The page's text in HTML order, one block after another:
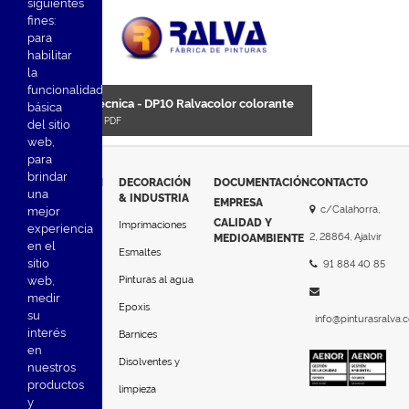
fines:
para
habilitar
la
funcionalidad
básica
del sitio
web
para
brindar
una
mejor
experiencia
en el
sitio
web
medir
su
interés
en
nuestros
productos
y
Ficha técnica - DP10 Ralvacolor colorante
Formato : PDF
SEÑALIZACIÓN
Pinturas al
disolvente
Pinturas al agua
Plásticos en frío
2C y 3C
Epoxis y
Poliuretanos
Pegamento
DECORACIÓN
& INDUSTRIA
Imprimaciones
Esmaltes
Pinturas al agua
Epoxis
Barnices
Disolventes y
limpieza
DOCUMENTACIÓN
EMPRESA
CALIDAD Y
MEDIOAMBIENTE
CONTACTO
c/Calahorra,
2, 28864, Ajalvir
91 884 40 85